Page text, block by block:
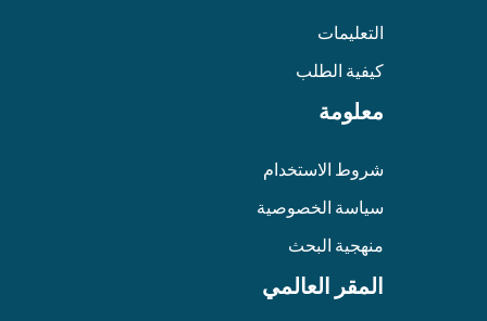
التعليمات
كيفية الطلب
معلومة
شروط الاستخدام
سياسة الخصوصية
منهجية البحث
المقر العالمي